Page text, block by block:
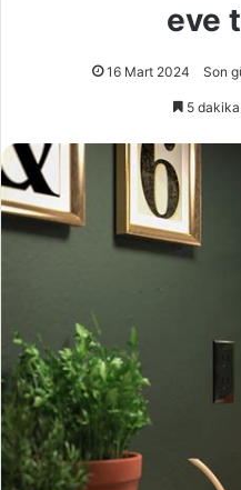
eve
16 Mart 2024 Son
5 dakika